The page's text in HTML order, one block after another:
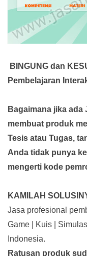
BINGUNG dan
Pembelajaran
Bagaimana jika
membuat produk
Tesis atau Tugas,
Anda tidak punya
mengerti kode
KAMILAH
Jasa profesional
Game | Kuis |
Indonesia.
Ratusan produk